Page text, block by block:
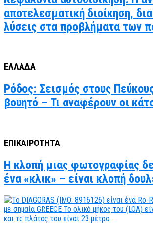
αποτελεσματική διοίκηση,
λύσεις στα προβλήματα των
ΕΛΛΑΔΑ
Ρόδος: Σεισμός στους
βουητό – Τι αναφέρουν οι
ΕΠΙΚΑΙΡΟΤΗΤΑ
Η κλοπή μιας φωτογραφίας
ένα «κλικ» – είναι κλοπή